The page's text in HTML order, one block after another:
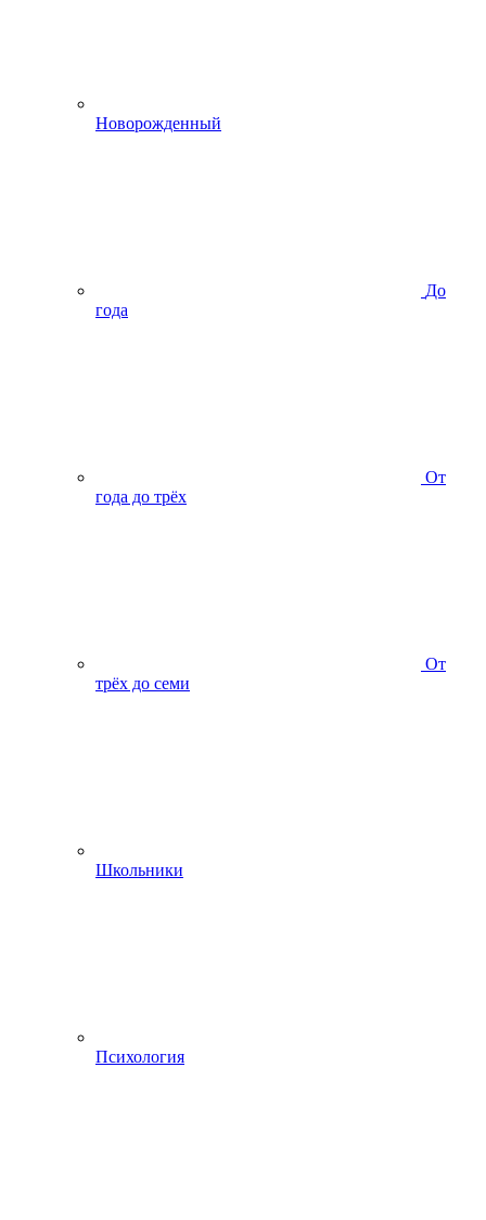
Новорожденный
До
года
От
года до трёх
От
трёх до семи
Школьники
Психология